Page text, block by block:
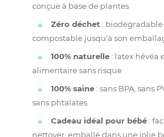
conçue à base de plantes
Zéro déchet :
compostable jusqu'à son
100% naturelle : latex hévéa
alimentaire sans risque
100% saine : sans BPA, sans
sans phtalates
Cadeau idéal pour bébé :
nettoyer, emballé dans une jolie